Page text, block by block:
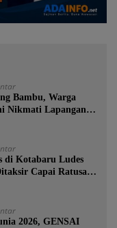
Bambu, Warga
Nikmati Lapangan
di Kotabaru Ludes
Capai Ratusan
2026, GENSAI